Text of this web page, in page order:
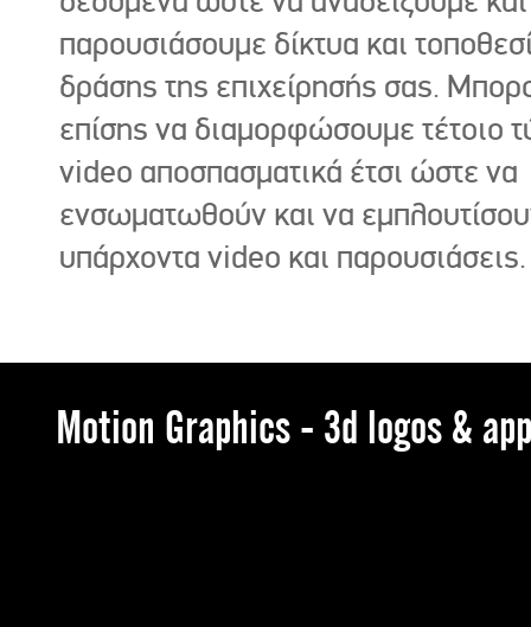
παρουσιάσουμε δίκτυα και
δράσης της επιχείρησής σας.
επίσης να διαμορφώσουμε τέτοιο
video αποσπασματικά έτσι ώστε να
ενσωματωθούν και να
υπάρχοντα video και παρουσιάσεις.
Motion Graphics - 3d logos &